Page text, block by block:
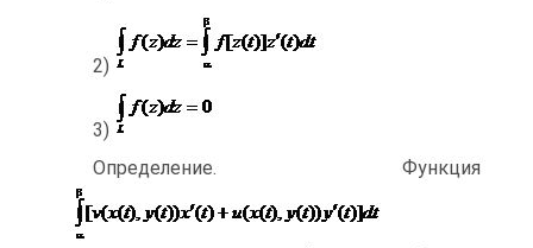
2)
3)
Определение. Функция